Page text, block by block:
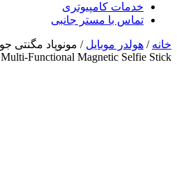
خدمات کامپیوتری
تماس با مستر جانبی
خانه / هولدر موبایل
Multi-Functional Magnetic Selfie Stick